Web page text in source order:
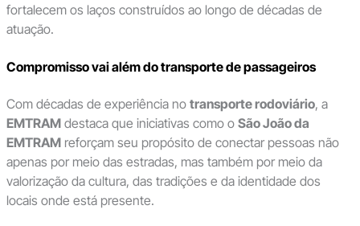
fortalecem os laços construídos ao longo de décadas de
atuação.
Compromisso vai além do transporte de passageiros
Com décadas de experiência no transporte rodoviário, a
EMTRAMdestaca que iniciativas como o São João da
EMTRAMreforçam seu propósito de conectar pessoas não
apenas por meio das estradas, mas também por meio da
valorização da cultura, das tradições e da identidade dos
locais onde está presente.